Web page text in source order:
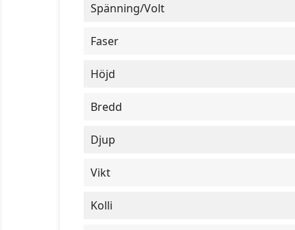
Spänning/Volt
Faser
Höjd
Bredd
Djup
Vikt
Kolli